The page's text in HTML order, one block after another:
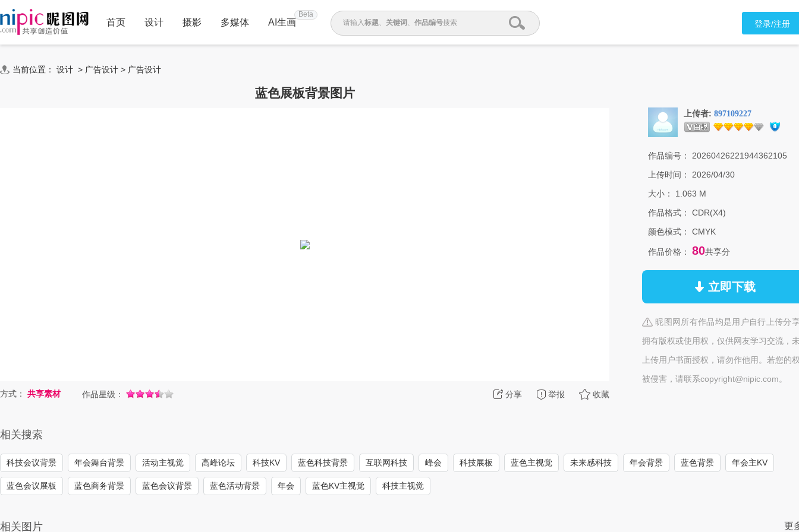
首页 设计 摄影 多媒体 AI生画
Beta
请输入标题、 关键词 、 作品编号搜索 登录/注册
当前位置： 设计 > 广告设计 > 广告设计
蓝色展板背景图片
分享 举报 收藏
方式： 共享素材 作品星级：
上传者: 897109227
作品编号：
20260426221944362105
上传时间：
2026/04/30
大小：
1.063 M
作品格式：
CDR(X4)
颜色模式：
CMYK
作品价格： 80共享分
立即下载
昵图网所有作品均是用户自行上传分
拥有版权或使用权，仅供网友学习交流，
上传用户书面授权，请勿作他用。若您的
被侵害，请联系copyright@nipic.com。
相关搜索
科技会议背景 年会舞台背景 活动主视觉 高峰论坛 科技KV 蓝色科技背景 互联网科技 峰会 科技展板 蓝色主视觉 未来感科技 年会背景 蓝色背景 年会主KV
蓝色会议展板 蓝色商务背景 蓝色会议背景 蓝色活动背景 年会 蓝色KV主视觉 科技主视觉
相关图片 更